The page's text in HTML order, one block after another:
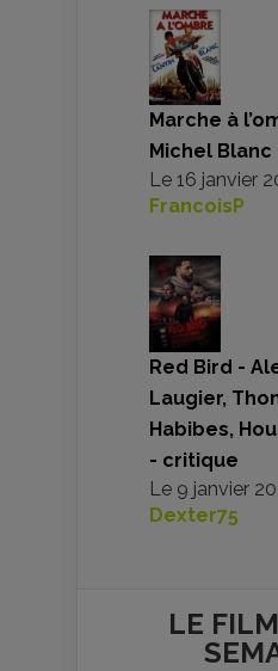
Marche à
Michel
Le 16 janvier
FrancoisP
Red Bird -
Laugier,
Habibes,
- critique
Le 9 janvier
Dexter75
LE